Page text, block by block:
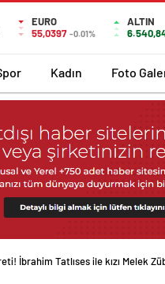
EURO
55,0397 -0.01%
ALTIN
Kadın Foto
İbrahim Tatlıses ile kızı Melek